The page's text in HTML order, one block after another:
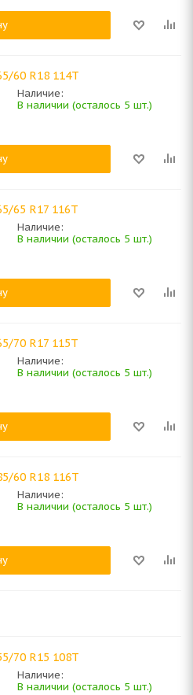
60 R18 114T
Наличие:
В наличии (осталось 5 шт.)
65 R17 116T
Наличие:
В наличии (осталось 5 шт.)
70 R17 115T
Наличие:
В наличии (осталось 5 шт.)
60 R18 116T
Наличие:
В наличии (осталось 5 шт.)
70 R15 108T
Наличие:
В наличии (осталось 5 шт.)